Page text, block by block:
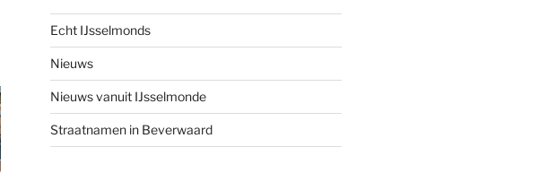
Echt IJsselmonds
Nieuws
Nieuws vanuit IJsselmonde
Straatnamen in Beverwaard